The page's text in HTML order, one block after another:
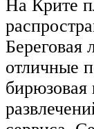
На Крите
Береговая
отличные
бирюзовая